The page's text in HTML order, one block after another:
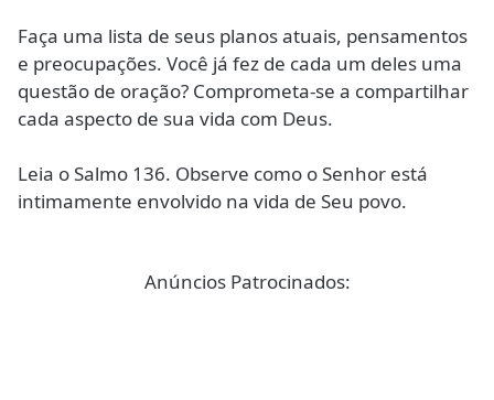
Faça uma lista de seus planos atuais, pensamentos
e preocupações. Você já fez de cada um deles uma
questão de oração? Comprometa-se a compartilhar
cada aspecto de sua vida com Deus.
Leia o Salmo 136. Observe como o Senhor está
intimamente envolvido na vida de Seu povo.
Anúncios Patrocinados: